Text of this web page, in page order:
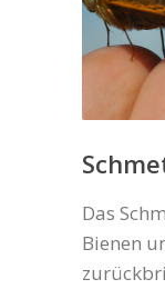
Das
Bienen